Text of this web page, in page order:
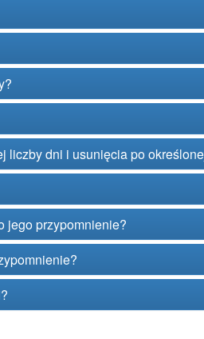
liczby dni i usunięcia po
jego przypomnienie?